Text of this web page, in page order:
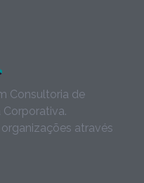
Consultoria de
Corporativa.
através